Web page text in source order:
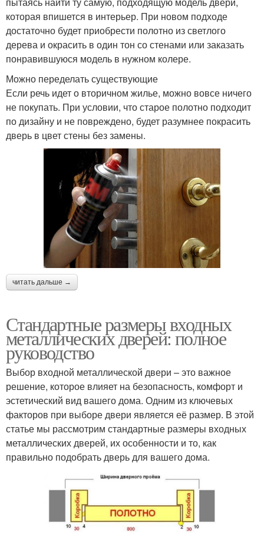
которая впишется в интерьер. При новом подходе
достаточно будет приобрести полотно из светлого
дерева и окрасить в один тон со стенами или заказать
понравившуюся модель в нужном колере.
Можно переделать существующие
Если речь идет о вторичном жилье, можно вовсе ничего
не покупать. При условии, что старое полотно подходит
по дизайну и не повреждено, будет разумнее покрасить
дверь в цвет стены без замены.
читать дальше →
Стандартные размеры входных
металлических дверей: полное
руководство
Выбор входной металлической двери – это важное
решение, которое влияет на безопасность, комфорт и
эстетический вид вашего дома. Одним из ключевых
факторов при выборе двери является её размер. В этой
статье мы рассмотрим стандартные размеры входных
металлических дверей, их особенности и то, как
правильно подобрать дверь для вашего дома.